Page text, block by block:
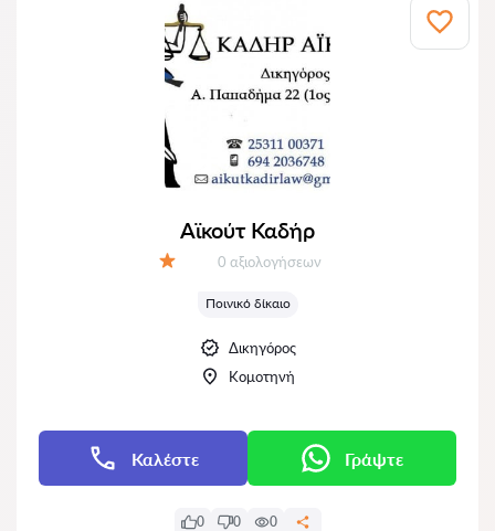
Αϊκούτ Καδήρ
Αξιολογήσεις:
0 αξιολογήσεων
Ποινικό δίκαιο
Δικηγόρος
Κομοτηνή
Καλέστε Γράψτε
0 0 0